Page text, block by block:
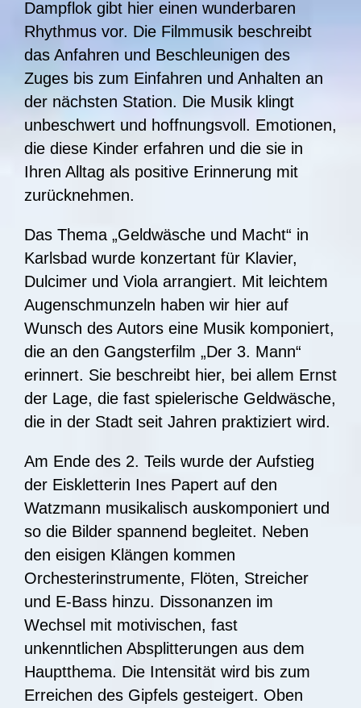
Dampflok gibt hier einen wunderbaren
Rhythmus vor. Die Filmmusik beschreibt
das Anfahren und Beschleunigen des
Zuges bis zum Einfahren und Anhalten an
der nächsten Station. Die Musik klingt
unbeschwert und hoffnungsvoll. Emotionen,
die diese Kinder erfahren und die sie in
Ihren Alltag als positive Erinnerung mit
zurücknehmen.
Das Thema „Geldwäsche und Macht“ in
Karlsbad wurde konzertant für Klavier,
Dulcimer und Viola arrangiert. Mit leichtem
Augenschmunzeln haben wir hier auf
Wunsch des Autors eine Musik komponiert,
die an den Gangsterfilm „Der 3. Mann“
erinnert. Sie beschreibt hier, bei allem Ernst
der Lage, die fast spielerische Geldwäsche,
die in der Stadt seit Jahren praktiziert wird.
Am Ende des 2. Teils wurde der Aufstieg
der Eiskletterin Ines Papert auf den
Watzmann musikalisch auskomponiert und
so die Bilder spannend begleitet. Neben
den eisigen Klängen kommen
Orchesterinstrumente, Flöten, Streicher
und E-Bass hinzu. Dissonanzen im
Wechsel mit motivischen, fast
unkenntlichen Absplitterungen aus dem
Hauptthema. Die Intensität wird bis zum
Erreichen des Gipfels gesteigert. Oben